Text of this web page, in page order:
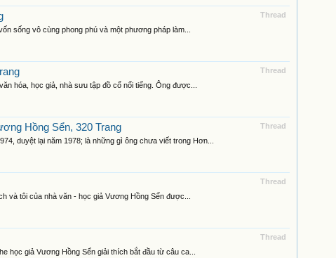
Thread
sống vô cùng phong phú và một phương pháp làm...
Thread
hóa, học giả, nhà sưu tập đồ cổ nổi tiếng. Ông được...
Thread
Hồng Sển, 320 Trang
duyệt lại năm 1978; là những gì ông chưa viết trong Hơn...
Thread
và tôi của nhà văn - học giả Vương Hồng Sển được...
Thread
học giả Vương Hồng Sển giải thích bắt đầu từ câu ca...